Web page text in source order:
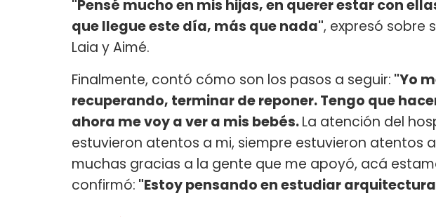
"Pensé mucho en mis hijas, en querer estar con
que llegue este día, más que nada", expresó sobre
Laia y Aimé.
Finalmente, contó cómo son los pasos a seguir: "Yo
recuperando, terminar de reponer. Tengo que
ahora me voy a ver a mis bebés.La atención del
estuvieron atentos a mi, siempre estuvieron atentos
muchas gracias a la gente que me apoyó, acá
confirmó: "Estoy pensando en estudiar